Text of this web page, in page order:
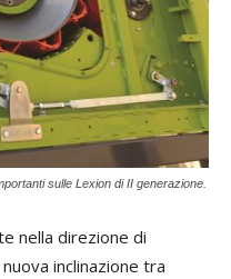
sulle Lexion di II generazione.
nella direzione di
inclinazione tra